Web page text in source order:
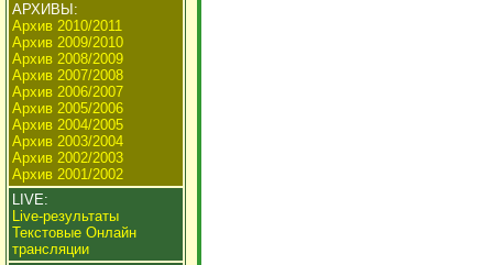
АРХИВЫ:
Архив 2010/2011
Архив 2009/2010
Архив 2008/2009
Архив 2007/2008
Архив 2006/2007
Архив 2005/2006
Архив 2004/2005
Архив 2003/2004
Архив 2002/2003
Архив 2001/2002
LIVE:
Live-результаты
Текстовые Онлайн
трансляции